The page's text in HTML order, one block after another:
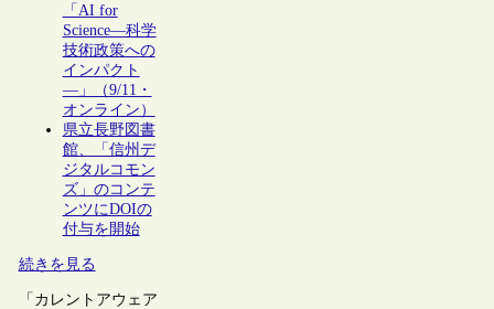
「AI for
Science―科学
技術政策への
インパクト
―」（9/11・
オンライン）
県立長野図書
館、「信州デ
ジタルコモン
ズ」のコンテ
ンツにDOIの
付与を開始
続きを見る
「カレントアウェア